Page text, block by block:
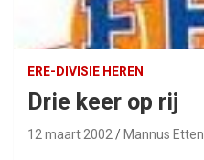
ERE-DIVISIE HEREN
Drie keer op rij
12 maart 2002 Mannus Etten